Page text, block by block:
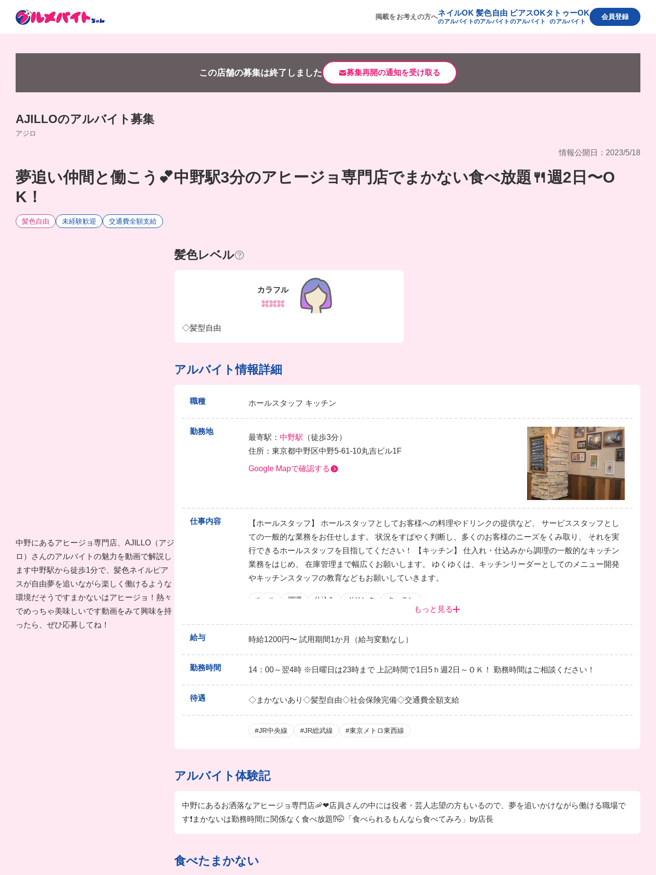
掲載をお考えの方へネイルOK
のアルバイト
髪色自由
のアルバイト
ピアスOK
のアルバイト
タトゥーOK
のアルバイト
会員登録
この店舗の募集は終了しました 募集再開の通知を受け取る
AJILLOのアルバイト募集
アジロ
情報公開日：2023/5/18
夢追い仲間と働こう💕中野駅3分のアヒージョ専門店でまかない食べ放題🍴週2日〜O
K！
髪色自由 未経験歓迎 交通費全額支給
中野にあるアヒージョ専門店、AJILLO（アジ
ロ）さんのアルバイトの魅力を動画で解説し
ます中野駅から徒歩1分で、髪色ネイルピア
スが自由夢を追いながら楽しく働けるような
環境だそうですまかないはアヒージョ！熱々
でめっちゃ美味しいです動画をみて興味を持
ったら、ぜひ応募してね！
髪色レベル
カラフル
◇髪型自由
アルバイト情報詳細
職種 ホールスタッフ キッチン
勤務地
最寄駅： 中野駅 （徒歩3分）
住所：東京都中野区中野5-61-10丸吉ビル1F
Google Mapで確認する
仕事内容
【ホールスタッフ】 ホールスタッフとしてお客様への料理やドリンクの提供など、 サービススタッフとし
ての一般的な業務をお任せします。 状況をすばやく判断し、多くのお客様のニーズをくみ取り、 それを実
行できるホールスタッフを目指してください！ 【キッチン】 仕入れ・仕込みから調理の一般的なキッチン
業務をはじめ、 在庫管理まで幅広くお願いします。 ゆくゆくは、キッチンリーダーとしてのメニュー開発
やキッチンスタッフの教育などもお願いしていきます。
ホール 調理 仕込み ドリンク キッチン
もっと見る
給与 時給1200円〜 試用期間1か月（給与変動なし）
勤務時間 14：00～翌4時 ※日曜日は23時まで 上記時間で1日5ｈ週2日～ＯＫ！ 勤務時間はご相談ください！
待遇 ◇まかないあり◇髪型自由◇社会保険完備◇交通費全額支給
#JR中央線 #JR総武線 #東京メトロ東西線
アルバイト体験記
中野にあるお洒落なアヒージョ専門店🦐❤︎店員さんの中には役者・芸人志望の方もいるので、夢を追いかけながら働ける職場で
す❗️まかないは勤務時間に関係なく食べ放題⁉︎🤭「食べられるもんなら食べてみろ」by店長
食べたまかない